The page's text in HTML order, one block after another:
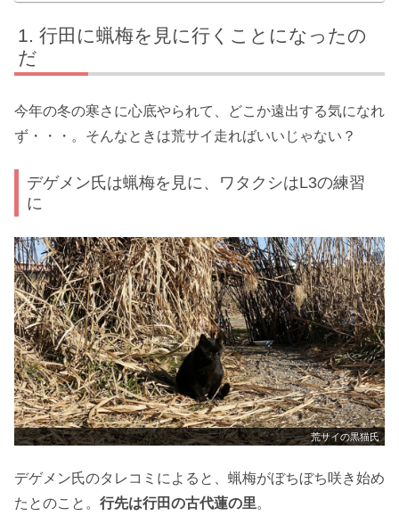
行田に蝋梅を見に行くことになったの
だ
今年の冬の寒さに心底やられて、どこか遠出する気になれ
ず・・・。そんなときは荒サイ走ればいいじゃない？
デゲメン氏は蝋梅を見に、ワタクシはL3の練習
に
荒サイの黒猫氏
デゲメン氏のタレコミによると、蝋梅がぼちぼち咲き始め
たとのこと。 行先は行田の古代蓮の里。